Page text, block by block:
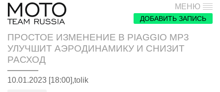
МЕНЮ
ДОБАВИТЬ ЗАПИСЬ
ПРОСТОЕ ИЗМЕНЕНИЕ В PIAGGIO MP3
УЛУЧШИТ АЭРОДИНАМИКУ И СНИЗИТ
РАСХОД
10.01.2023 [18:00],tolik